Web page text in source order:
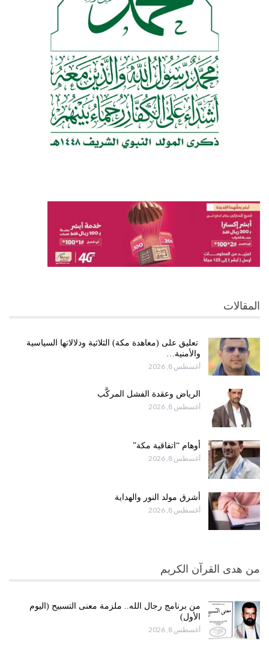
المقالات
تعليق على (معاهدة مكة) الثلاثية ودلالاتها السياسية
والأمنية…
أغسطس 8, 2026
الرياض وعقدة الفشل المركَّب
أغسطس 8, 2026
أوهام “اتفاقية مكة”
أغسطس 8, 2026
أشرق مولد النور والهداية
أغسطس 8, 2026
من هدى القرآن الكريم
من برنامج رجال الله.. ملزمة معنى التسبيح (اليوم
الأول)
أغسطس 8, 2026